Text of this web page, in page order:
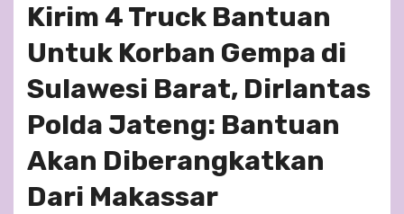
Kirim 4 Truck Bantuan
Untuk Korban Gempa di
Sulawesi Barat, Dirlantas
Polda Jateng: Bantuan
Akan Diberangkatkan
Dari Makassar